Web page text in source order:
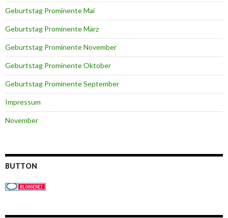
Geburtstag Prominente Mai
Geburtstag Prominente März
Geburtstag Prominente November
Geburtstag Prominente Oktober
Geburtstag Prominente September
Impressum
November
BUTTON